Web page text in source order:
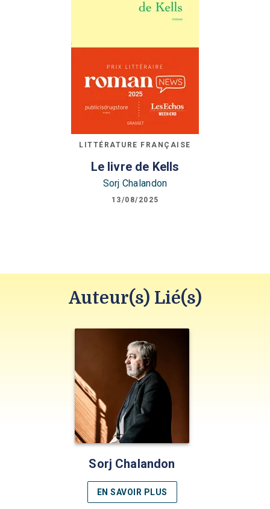
LITTÉRATURE FRANÇAISE
Le livre de Kells
Sorj Chalandon
13/08/2025
Auteur(s) Lié(s)
Sorj Chalandon
EN SAVOIR PLUS